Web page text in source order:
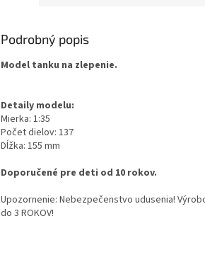
Podrobný popis
Model tanku na zlepenie.
Detaily modelu:
Mierka: 1:35
Počet dielov: 137
Dĺžka: 155 mm
Doporučené pre deti od 10 rokov.
Upozornenie: Nebezpečenstvo udusenia!
do 3 ROKOV!